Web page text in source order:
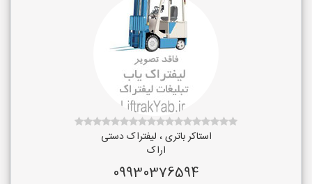
استاکر باتری ، لیفتراک دستی
اراک
09930376594